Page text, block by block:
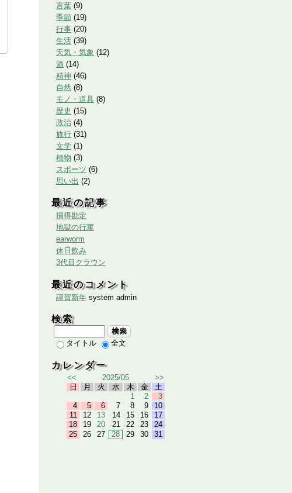
言葉 (9)
季節 (19)
行事 (20)
生活 (39)
天気・気象 (12)
酒 (14)
精神 (46)
自然 (8)
モノ・道具 (8)
歴史 (15)
政治 (4)
旅行 (31 )
文学 (1 )
植物 (3)
スポーツ (6)
思い出 (2)
最近の記事
損得勘定
地獄の行軍
earworm
休日飲み
3代目クラウン
最近のコメント
謹賀新年 system admin
検索
検索
タイトル 全文
カレンダー
<< 2025/05
>>
日
月 火 水 木 金
土
1
2
3
4
5 6 7 8 9
10
11
12 13 14 15 16
17
18
19 20 21 22 23
24
25
26 27 28 29 30 31